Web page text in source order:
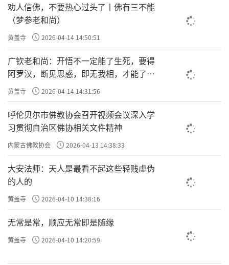
家在禅修期间或是专门修定的道场，应该注意不要
劝人信佛，不要热心过头了丨佛有三不能
（梦参老和尚）
黄盖寺 2026-04-14 14:50:51
广钦老和尚：开悟不一定能了生死，要得
阿罗汉，断见思惑，即无我相，才能了生
死
黄盖寺 2026-04-14 14:31:56
呼伦贝尔市佛教协会召开视频会议深入学
习贯彻自治区佛协相关文件精神
内蒙古佛教协会 2026-04-13 14:38:33
大安法师：天人是最看不起这些轻贱虚伪
的人的
黄盖寺 2026-04-10 14:38:16
无常是常，顺应无常即是随缘
黄盖寺 2026-04-10 14:20:59